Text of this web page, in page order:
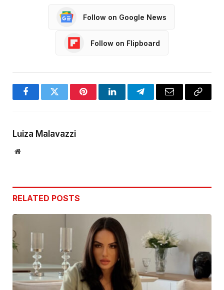
Follow on Google News
Follow on Flipboard
FacebookTwitter PinterestLinkedInTelegramEmail
Copy
Luiza Malavazzi
Website
RELATED POSTS